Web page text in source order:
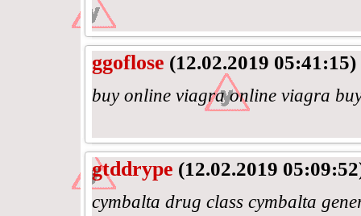
ggoflose (12.02.2019 05:41:15)
buy online viagra online viagra
gtddrype (12.02.2019
cymbalta drug class cymbalta